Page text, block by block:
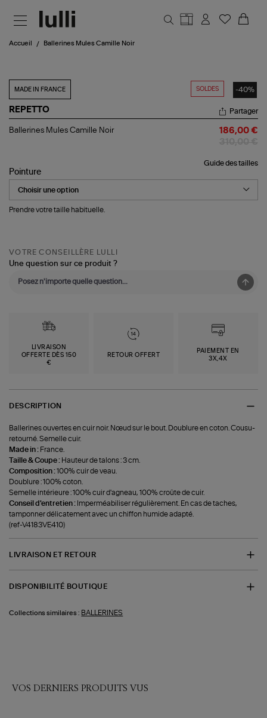
Accueil Ballerines Mules Camille Noir
SOLDES -40%
MADE IN FRANCE
REPETTO
Ballerines
Partager
Ballerines Mules Camille Noir 186,00 €
Guide des tailles
Pointure
Prendre votre taille habituelle.
VOTRE CONSEILLÈRE LULLI
Une question sur ce produit ?
LIVRAISON
OFFERTE DÈS 150
€
RETOUR OFFERT
PAIEMENT EN
3X,4X
DESCRIPTION
Ballerines ouvertes en cuir noir. Nœud sur le bout. Doublure en coton. Cousu-
retourné. Semelle cuir.
Made in : France.
Taille & Coupe : Hauteur de talons : 3 cm.
Composition :100% cuir de veau.
Doublure : 100% coton.
Semelle intérieure : 100% cuir d'agneau, 100% croûte de cuir.
Conseil d'entretien : Imperméabiliser régulièrement. En cas de taches,
tamponner délicatement avec un chiffon humide adapté.
(ref-V4183VE410)
LIVRAISON ET RETOUR
DISPONIBILITÉ BOUTIQUE
Collections similaires : BALLERINES
VOS DERNIERS PRODUITS VUS